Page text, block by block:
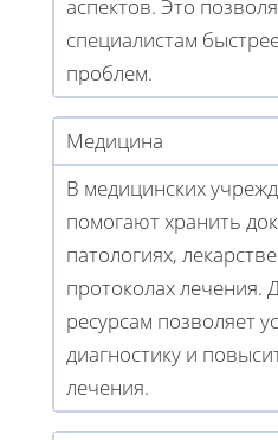
аспектов. Это
специалистам
проблем.
Медицина
В медицинских
помогают хранить
патологиях,
протоколах лечения.
ресурсам позволяет
диагностику и
лечения.